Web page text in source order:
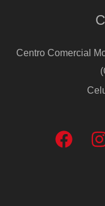
Centro Comercial